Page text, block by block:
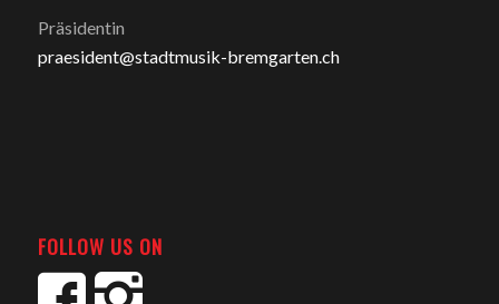
Präsidentin
praesident@stadtmusik-bremgarten.ch
FOLLOW US ON